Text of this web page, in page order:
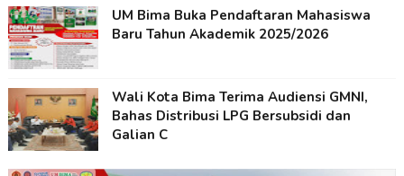
UM Bima Buka Pendaftaran Mahasiswa
Baru Tahun Akademik 2025/2026
Wali Kota Bima Terima Audiensi GMNI,
Bahas Distribusi LPG Bersubsidi dan
Galian C